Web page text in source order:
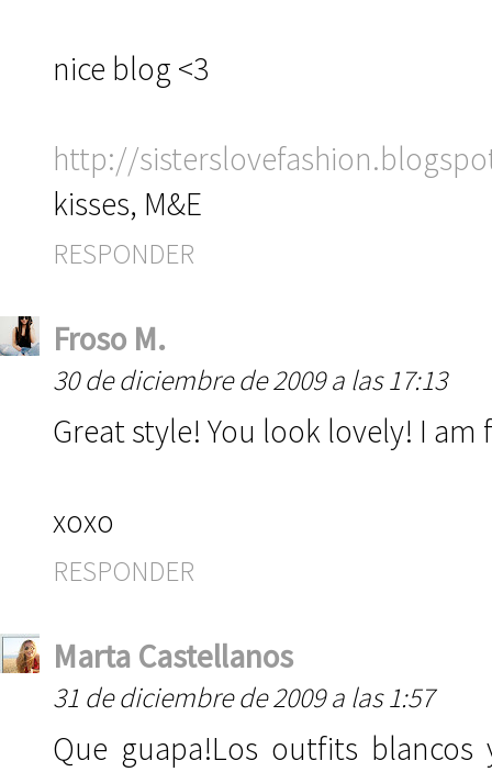
nice blog <3
http://
kisses, M&E
RESPONDER
Froso M.
30 de diciembre de 2009 a las 17:13
Great style! You look lovely! I
xoxo
RESPONDER
Marta Castellanos
31 de diciembre de 2009 a las 1:57
Que guapa!Los outfits